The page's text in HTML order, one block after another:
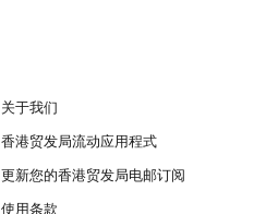
关于我们
香港贸发局流动应用程式
更新您的香港贸发局电邮订阅
使用条款